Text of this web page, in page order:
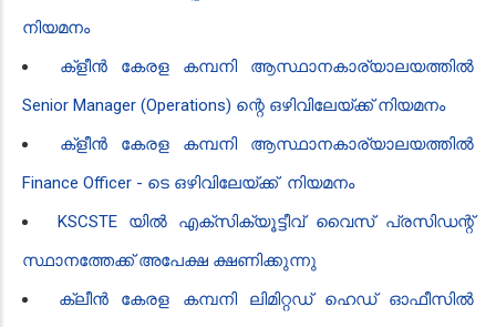
നിയമനം
ക്ളീൻ‍ കേരള കമ്പനി ആസ്ഥാനകാര്യാലയത്തിൽ
Senior Manager (Operations) ​ന്റെ ഒഴിവിലേയ്ക്ക് നിയമനം
ക്ളീൻ‍ കേരള കമ്പനി ആസ്ഥാനകാര്യാലയത്തിൽ
Finance Officer - ടെ ഒഴിവിലേയ്ക്ക് നിയമനം
KSCSTE യിൽ എക്സിക്യൂട്ടീവ് വൈസ് പ്രസിഡന്റ്
സ്ഥാനത്തേക്ക് അപേക്ഷ ക്ഷണിക്കുന്നു
ക്ലീൻ കേരള കമ്പനി ലിമിറ്റഡ് ഹെഡ് ഓഫീസിൽ